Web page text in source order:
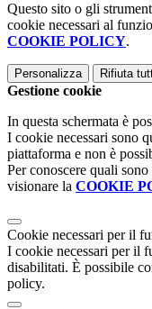
Questo sito o gli
cookie necessari al
COOKIE POLICY.
Personalizza Rifiuta
Gestione cookie
In questa schermata è
I cookie necessari sono
piattaforma e non è
Per conoscere quali
visionare la COOKIE
Cookie necessari per il
I cookie necessari per il
disabilitati. È possibile
policy.